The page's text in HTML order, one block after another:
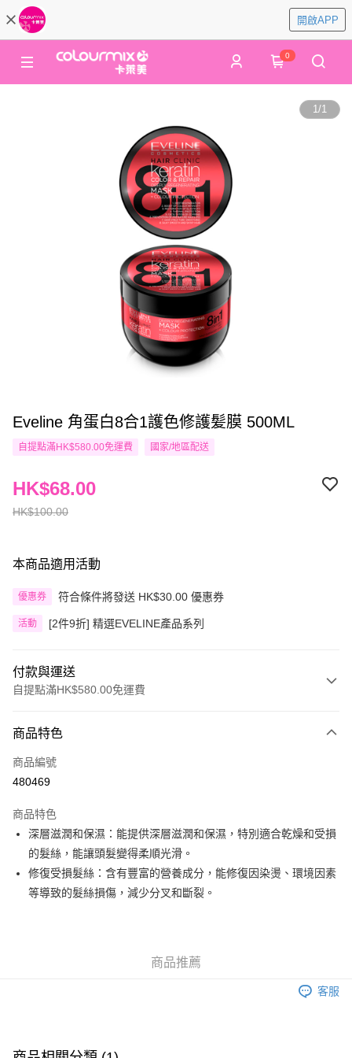
開啟APP
0
1/1
Eveline 角蛋白8合1護色修護髪膜 500ML
自提點滿HK$580.00免運費 國家/地區配送
HK$100.00
HK$68.00
本商品適用活動
優惠券 符合條件將發送 HK$30.00 優惠券
活動 [2件9折] 精選EVELINE產品系列
付款與運送
自提點滿HK$580.00免運費
信用卡
Apple Pay
AlipayHK
PayMe
WeChat Pay
銀行匯款 請將存款存到以下銀行帳戶，並於存款單據寫上訂單編號後電郵至
eshop@colourmix-cosmetics.com** **我們不會處理沒有提供存款單據的訂
單。 如果訂購後七個工作天內我們未能收到有關存款，有關訂單將被取消。
付款後順豐站及營業點取貨
商品特色
商品編號
480469
商品特色
深層滋潤和保濕：能提供深層滋潤和保濕，特別適合乾燥和受損
的髮絲，能讓頭髮變得柔順光滑。
修復受損髮絲：含有豐富的營養成分，能修復因染燙、環境因素
等導致的髮絲損傷，減少分叉和斷裂。
商品推薦
客服